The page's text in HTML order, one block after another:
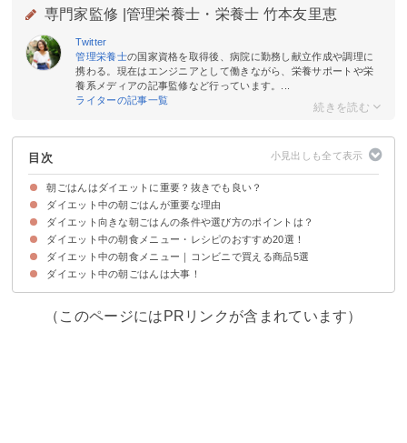
専門家監修 | 管理栄養士・栄養士 竹本友里恵
Twitter
管理栄養士の国家資格を取得後、病院に勤務し献立作成や調理に
携わる。現在はエンジニアとして働きながら、栄養サポートや栄
養系メディアの記事監修など行っています。...
ライターの記事一覧
目次
朝ごはんはダイエットに重要？抜きでも良い？
ダイエット中の朝ごはんが重要な理由
①基礎代謝が向上する
②筋肉の分解を防止する
③便秘を防止する
④脂肪の蓄積を防ぐ
ちなみに朝食を抜くと心身ともに悪影響がある…
ダイエット向きな朝ごはんの条件や選び方のポイントは？
①野菜など食物繊維を多く含む
②温かい
③低カロリー
④コンビニで買う場合はブラウン系を選ぶ
⑤低GI値食品選ぶ
⑥比較的に高脂質・高カロリーな洋食は避ける
ダイエット中の朝食メニュー・レシピのおすすめ20選！
①栄養バランス満点の和朝食
②玄米ご飯の納豆小松菜TKG
③焼きおむすびと卵焼きの朝ごはん
④簡単しらす丼
⑤白菜のジンジャーコンソメスープ
⑥ごはん朝食
⑦ライ麦パン朝食
⑧ジンジャーグリーンスムージー
⑨ブランフレーク
⑩鯖味噌缶オープンサンドと卵スープ
⑪卵雑炊
⑫オートミール粥
⑬トマトチーズリゾット風オートミール
⑭もち麦の鶏しお雑炊
⑮朝和ごはん
⑯オートミールおかかご飯風
⑰ライ麦パンの生ハムアボカドオープンサンド
⑱全粒粉パン
⑲おからのパンケーキ
⑳麩レンチトースト
ダイエット中の朝食メニュー｜コンビニで買える商品5選
①サラダフィッシュ｜セブンイレブン
②しそひじきごはんおむすび｜セブンイレブン
③スーパー大麦 梅と蒸し鶏の雑穀スープ｜ファミリーマート
④大豆そぼろのこんにゃく麺サラダ｜ナチュラルローソン
⑤ブランのサラダチキンマヨネーズパン｜ローソン
ダイエット中の朝ごはんは大事！
（このページにはPRリンクが含まれています）